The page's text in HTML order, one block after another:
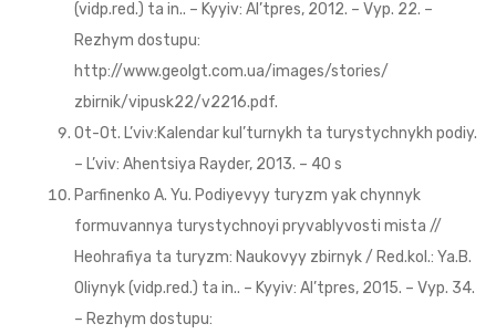
(vidp.red.) ta in.. – Kyyiv: Al’tpres, 2012. – Vyp. 22. –
Rezhym dostupu:
http://www.geolgt.com.ua/images/stories/
zbirnik/vipusk22/v2216.pdf.
Ot-Ot. L’viv:Kalendar kul’turnykh ta turystychnykh podiy.
– L’viv: Ahentsiya Rayder, 2013. – 40 s
Parfinenko A. Yu. Podiyevyy turyzm yak chynnyk
formuvannya turystychnoyi pryvablyvosti mista //
Heohrafiya ta turyzm: Naukovyy zbirnyk / Red.kol.: Ya.B.
Oliynyk (vidp.red.) ta in.. – Kyyiv: Al’tpres, 2015. – Vyp. 34.
– Rezhym dostupu: